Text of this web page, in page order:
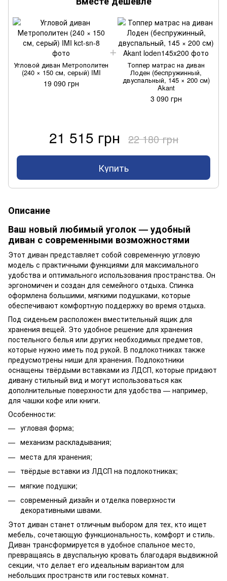
Угловой диван Метрополитен
(240 × 150 см, серый) IMI
19 090 грн
Топпер матрас на диван
Лоден (беспружинный,
двуспальный, 145 × 200 см)
Akant
3 090 грн
21 515 грн 22 180 грн
Купить
Описание
Ваш новый любимый уголок — удобный
диван с современными возможностями
Этот диван представляет собой современную угловую
модель с практичными функциями для максимального
удобства и оптимального использования пространства. Он
эргономичен и создан для семейного отдыха. Спинка
оформлена большими, мягкими подушками, которые
обеспечивают комфортную поддержку во время отдыха.
Под сиденьем расположен вместительный ящик для
хранения вещей. Это удобное решение для хранения
постельного белья или других необходимых предметов,
которые нужно иметь под рукой. В подлокотниках также
предусмотрены ниши для хранения. Подлокотники
оснащены твёрдыми вставками из ЛДСП, которые придают
дивану стильный вид и могут использоваться как
дополнительные поверхности для удобства — например,
для чашки кофе или книги.
Особенности:
угловая форма;
механизм раскладывания;
места для хранения;
твёрдые вставки из ЛДСП на подлокотниках;
мягкие подушки;
современный дизайн и отделка поверхности
декоративными швами.
Этот диван станет отличным выбором для тех, кто ищет
мебель, сочетающую функциональность, комфорт и стиль.
Диван трансформируется в удобное спальное место,
превращаясь в двуспальную кровать благодаря выдвижной
секции, что делает его идеальным вариантом для
небольших пространств или гостевых комнат.